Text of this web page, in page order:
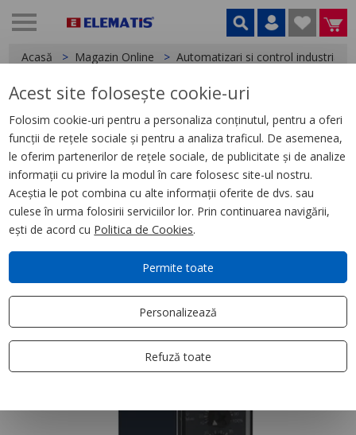
Acasă Magazin Online Automatizari si control industrial
< Relee
Zelio Control RM22 -rel
prot.supra/subtens- 5mV la 5V-
2OF -24 la 240Vca/cc
Acest site folosește cookie-uri
Folosim cookie-uri pentru a personaliza conținutul, pentru a oferi
funcții de rețele sociale și pentru a analiza traficul. De asemenea,
le oferim partenerilor de rețele sociale, de publicitate și de analize
informații cu privire la modul în care folosesc site-ul nostru.
Aceștia le pot combina cu alte informații oferite de dvs. sau
culese în urma folosirii serviciilor lor. Prin continuarea navigării,
ești de acord cu Politica de Cookies.
Permite toate
Personalizează
Refuză toate